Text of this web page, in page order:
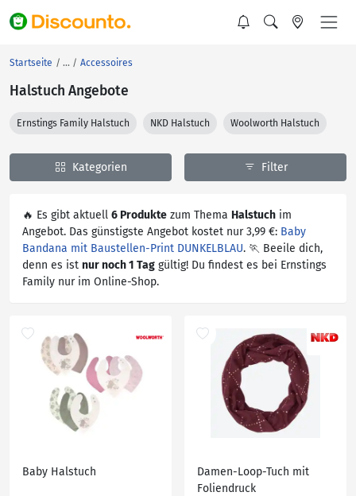
Startseite Accessoires
Halstuch Angebote
Ernstings Family Halstuch NKD Halstuch Woolworth Halstuch
Kategorien Filter
🔥 Es gibt aktuell 6 Produkte zum Thema Halstuch im
Angebot. Das günstigste Angebot kostet nur 3,99 €: Baby
Bandana mit Baustellen-Print DUNKELBLAU. 🏃 Beeile dich,
denn es ist nur noch 1 Tag gültig! Du findest es bei Ernstings
Family nur im Online-Shop.
Baby Halstuch
Damen-Loop-Tuch mit
Foliendruck